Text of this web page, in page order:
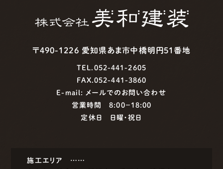
〒490-1226 愛知県あま市中橋明円51番地
TEL.052-441-2605
FAX.052-441-3860
E-mail: メールでのお問い合わせ
営業時間 8:00−18:00
定休日 日曜・祝日
施工エリア ……